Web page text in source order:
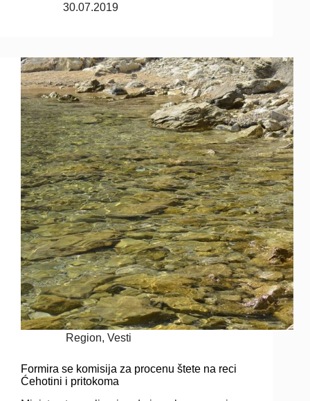
30.07.2019
Region,Vesti
Formira se komisija za procenu štete na reci
Ćehotini i pritokoma